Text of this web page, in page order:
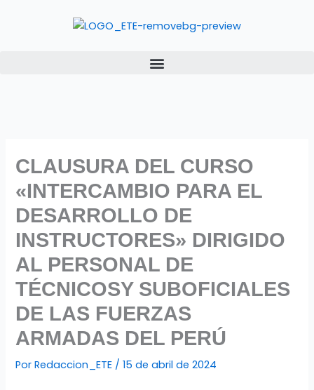
CLAUSURA DEL CURSO
«INTERCAMBIO PARA EL
DESARROLLO DE
INSTRUCTORES» DIRIGIDO
AL PERSONAL DE
TÉCNICOSY SUBOFICIALES
DE LAS FUERZAS
ARMADAS DEL PERÚ
PorRedaccion_ETE /15 de abril de 2024